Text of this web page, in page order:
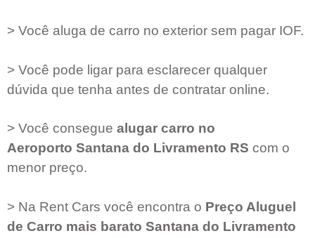
> Você aluga de carro no exterior sem pagar IOF.
> Você pode ligar para esclarecer qualquer
dúvida que tenha antes de contratar online.
> Você consegue alugar carro no
Aeroporto Santana do Livramento RS com o
menor preço.
> Na Rent Cars você encontra o Preço Aluguel
de Carro mais barato Santana do Livramento